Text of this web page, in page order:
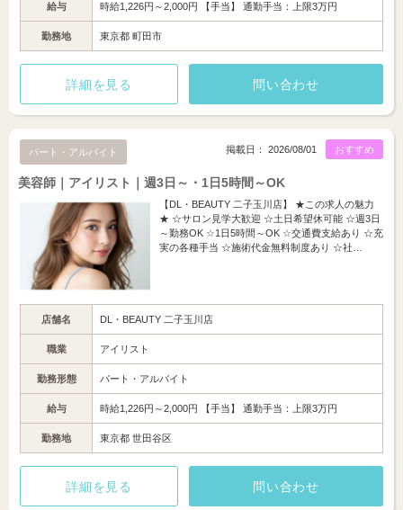
給与 時給1,226円～2,000円 【手当】 通勤手当：上限3万円
勤務地 東京都 町田市
詳細を見る 問い合わせ
パート・アルバイト おすすめ
掲載日： 2026/08/01
美容師｜アイリスト｜週3日～・1日5時間～OK
【DL・BEAUTY 二子玉川店】 ★この求人の魅力
★ ☆サロン見学大歓迎 ☆土日希望休可能 ☆週3日
～勤務OK ☆1日5時間～OK ☆交通費支給あり ☆充
実の各種手当 ☆施術代金無料制度あり ☆社…
店舗名 DL・BEAUTY 二子玉川店
職業 アイリスト
勤務形態 パート・アルバイト
給与 時給1,226円～2,000円 【手当】 通勤手当：上限3万円
勤務地 東京都 世田谷区
詳細を見る 問い合わせ